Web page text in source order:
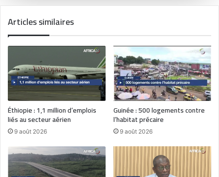
Articles similaires
Éthiopie : 1,1 million d’emplois
liés au secteur aérien
9 août 2026
Guinée : 500 logements contre
l’habitat précaire
9 août 2026